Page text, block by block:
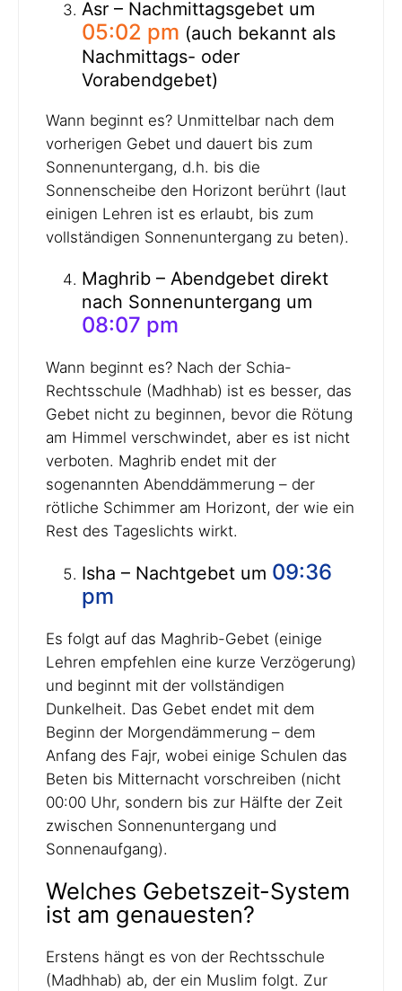
Asr – Nachmittagsgebet um
05:02 pm (auch bekannt als
Nachmittags- oder
Vorabendgebet)
Wann beginnt es? Unmittelbar nach dem
vorherigen Gebet und dauert bis zum
Sonnenuntergang, d.h. bis die
Sonnenscheibe den Horizont berührt (laut
einigen Lehren ist es erlaubt, bis zum
vollständigen Sonnenuntergang zu beten).
Maghrib – Abendgebet direkt
nach Sonnenuntergang um
08:07 pm
Wann beginnt es? Nach der Schia-
Rechtsschule (Madhhab) ist es besser, das
Gebet nicht zu beginnen, bevor die Rötung
am Himmel verschwindet, aber es ist nicht
verboten. Maghrib endet mit der
sogenannten Abenddämmerung – der
rötliche Schimmer am Horizont, der wie ein
Rest des Tageslichts wirkt.
Isha – Nachtgebet um 09:36
pm
Es folgt auf das Maghrib-Gebet (einige
Lehren empfehlen eine kurze Verzögerung)
und beginnt mit der vollständigen
Dunkelheit. Das Gebet endet mit dem
Beginn der Morgendämmerung – dem
Anfang des Fajr, wobei einige Schulen das
Beten bis Mitternacht vorschreiben (nicht
00:00 Uhr, sondern bis zur Hälfte der Zeit
zwischen Sonnenuntergang und
Sonnenaufgang).
Welches Gebetszeit-System
ist am genauesten?
Erstens hängt es von der Rechtsschule
(Madhhab) ab, der ein Muslim folgt. Zur